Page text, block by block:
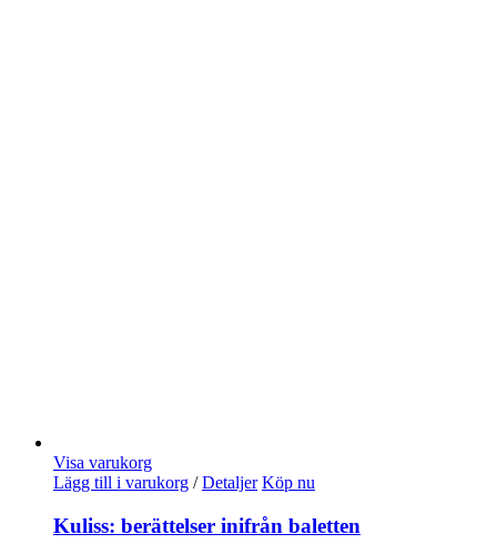
Visa varukorg
Lägg till i varukorg / Detaljer Köp nu
Kuliss: berättelser inifrån baletten